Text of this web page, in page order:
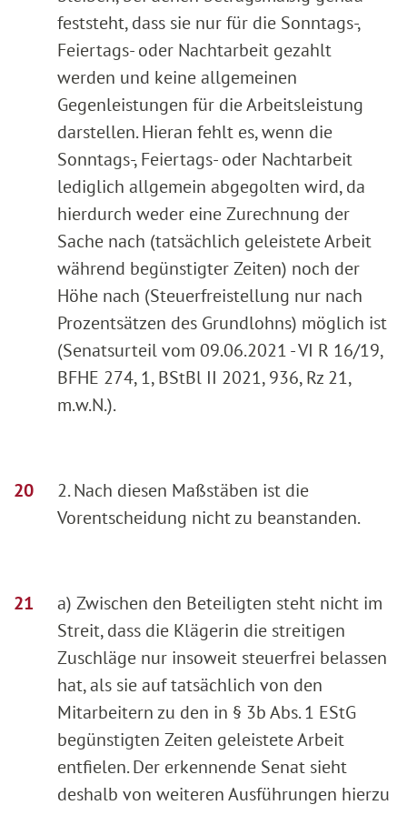
feststeht, dass sie nur für die Sonntags-,
Feiertags- oder Nachtarbeit gezahlt
werden und keine allgemeinen
Gegenleistungen für die Arbeitsleistung
darstellen. Hieran fehlt es, wenn die
Sonntags-, Feiertags- oder Nachtarbeit
lediglich allgemein abgegolten wird, da
hierdurch weder eine Zurechnung der
Sache nach (tatsächlich geleistete Arbeit
während begünstigter Zeiten) noch der
Höhe nach (Steuerfreistellung nur nach
Prozentsätzen des Grundlohns) möglich ist
(Senatsurteil vom 09.06.2021 - VI R 16/19,
BFHE 274, 1, BStBl II 2021, 936, Rz 21,
m.w.N.).
2. Nach diesen Maßstäben ist die
Vorentscheidung nicht zu beanstanden.
a) Zwischen den Beteiligten steht nicht im
Streit, dass die Klägerin die streitigen
Zuschläge nur insoweit steuerfrei belassen
hat, als sie auf tatsächlich von den
Mitarbeitern zu den in § 3b Abs. 1 EStG
begünstigten Zeiten geleistete Arbeit
entfielen. Der erkennende Senat sieht
deshalb von weiteren Ausführungen hierzu